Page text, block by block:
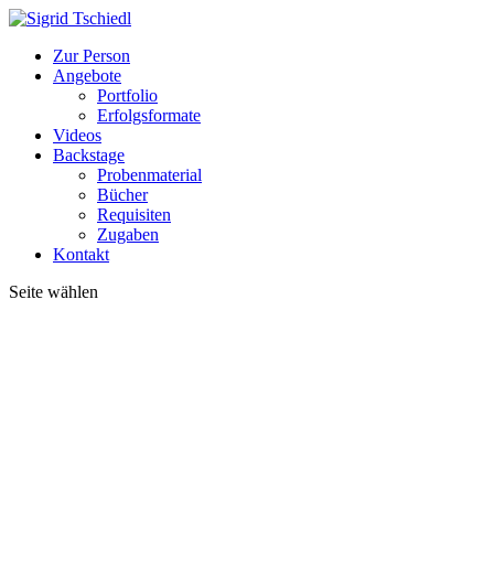
Zur Person
Angebote
Portfolio
Erfolgsformate
Videos
Backstage
Probenmaterial
Bücher
Requisiten
Zugaben
Kontakt
Seite wählen